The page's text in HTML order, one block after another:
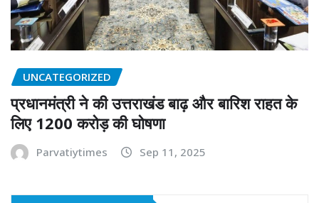
UNCATEGORIZED
प्रधानमंत्री ने की उत्तराखंड बाढ़ और बारिश राहत के
लिए 1200 करोड़ की घोषणा
Parvatiytimes Sep 11, 2025